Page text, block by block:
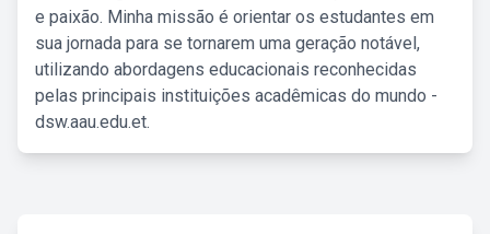
e paixão. Minha missão é orientar os estudantes em
sua jornada para se tornarem uma geração notável,
utilizando abordagens educacionais reconhecidas
pelas principais instituições acadêmicas do mundo -
dsw.aau.edu.et.